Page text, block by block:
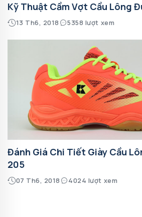
Kỹ Thuật Cầm Vợt Cầu Lông
13 Th6, 2018 5358 lượt xem
Đánh Giá Chi Tiết Giày Cầu
205
07 Th6, 2018 4024 lượt xem